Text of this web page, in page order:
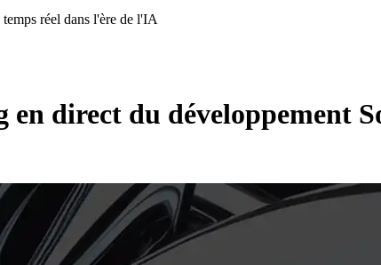
réel dans l'ère de l'IA
direct du développement